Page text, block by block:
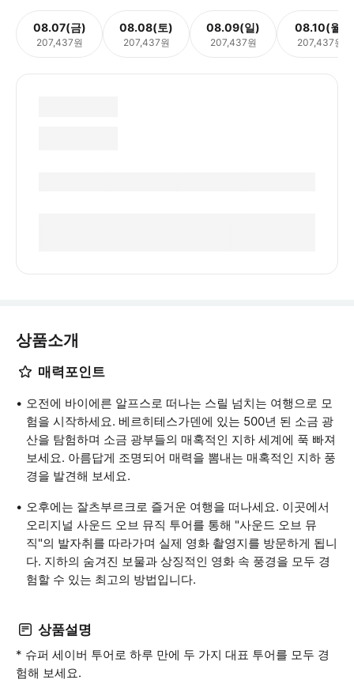
08.07(금)
207,437원
08.08(토)
207,437원
08.09(일)
207,437원
08.10(월)
207,437원
상품소개
매력포인트
오전에 바이에른 알프스로 떠나는 스릴 넘치는 여행으로 모
험을 시작하세요. 베르히테스가덴에 있는 500년 된 소금 광
산을 탐험하며 소금 광부들의 매혹적인 지하 세계에 푹 빠져
보세요. 아름답게 조명되어 매력을 뽐내는 매혹적인 지하 풍
경을 발견해 보세요.
오후에는 잘츠부르크로 즐거운 여행을 떠나세요. 이곳에서
오리지널 사운드 오브 뮤직 투어를 통해 "사운드 오브 뮤
직"의 발자취를 따라가며 실제 영화 촬영지를 방문하게 됩니
다. 지하의 숨겨진 보물과 상징적인 영화 속 풍경을 모두 경
험할 수 있는 최고의 방법입니다.
상품설명
* 슈퍼 세이버 투어로 하루 만에 두 가지 대표 투어를 모두 경
험해 보세요.